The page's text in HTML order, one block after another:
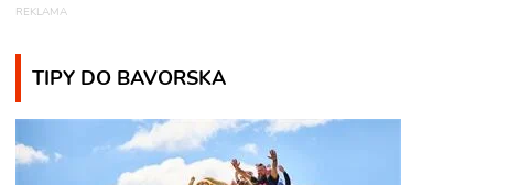
TIPY DO BAVORSKA